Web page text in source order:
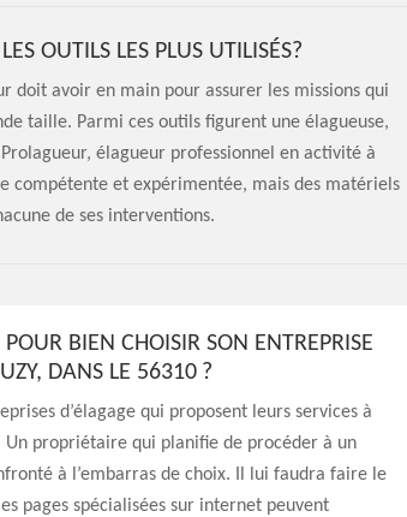
OUTILS LES PLUS UTILISÉS?
doit avoir en main pour assurer les missions qui
taille. Parmi ces outils figurent une élagueuse,
élagueur professionnel en activité à
compétente et expérimentée, mais des matériels
de ses interventions.
BIEN CHOISIR SON ENTREPRISE
DANS LE 56310 ?
d’élagage qui proposent leurs services à
Un propriétaire qui planifie de procéder à un
à l’embarras de choix. Il lui faudra faire le
pages spécialisées sur internet peuvent